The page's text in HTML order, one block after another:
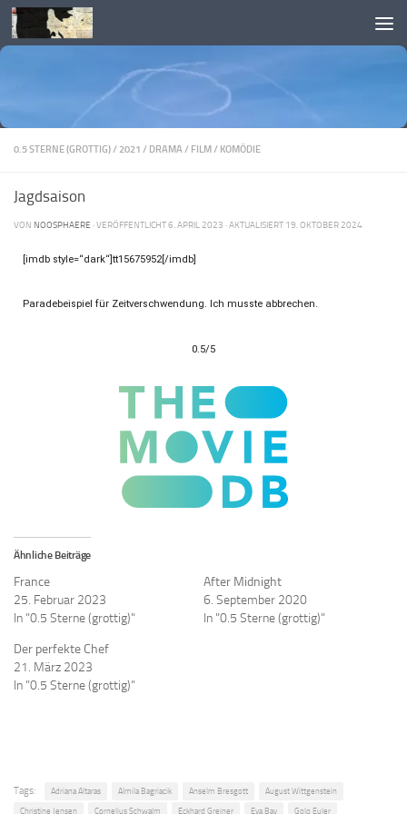
Skip to content
0.5 STERNE (GROTTIG)/ 2021 / DRAMA / FILM / KOMÖDIE
Jagdsaison
VON NOOSPHAERE · VERÖFFENTLICHT6. APRIL 2023 · AKTUALISIERT 19. OKTOBER 2024
[imdb style=“dark“]tt15675952[/imdb]
Paradebeispiel für Zeitverschwendung. Ich musste abbrechen.
0.5/5
Ähnliche Beiträge
France
25. Februar 2023
In "0.5 Sterne (grottig)"
After Midnight
6. September 2020
In "0.5 Sterne (grottig)"
Der perfekte Chef
21. März 2023
In "0.5 Sterne (grottig)"
Tags: Adriana Altaras Almila Bagriacik Anselm Bresgott August Wittgenstein
Christine Jensen Cornelius Schwalm Eckhard Greiner Eva Bay Golo Euler